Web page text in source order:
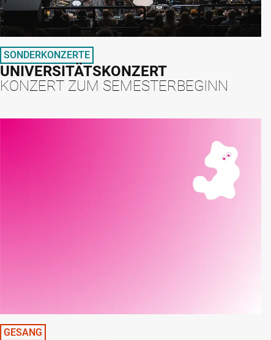
SONDERKONZERTE
UNIVERSITÄTSKONZERT
KONZERT ZUM SEMESTERBEGINN
GESANG